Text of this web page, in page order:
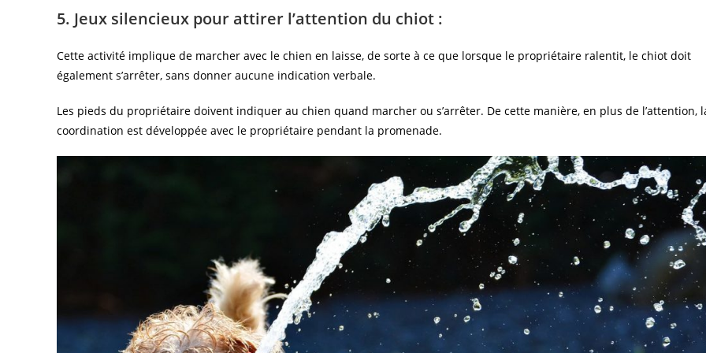
5. Jeux silencieux pour attirer l’attention du chiot :
Cette activité implique de marcher avec le chien en laisse, de sorte à ce que lorsque le propriétaire ralentit, le chiot doit
également s’arrêter, sans donner aucune indication verbale.
Les pieds du propriétaire doivent indiquer au chien quand marcher ou s’arrêter. De cette manière, en plus de l’attention,
coordination est développée avec le propriétaire pendant la promenade.